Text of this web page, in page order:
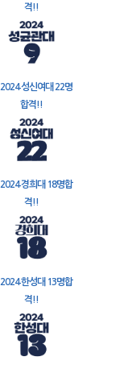
격!!
2024 성신여대 22명
합격!!
2024 경희대 18명합
격!!
2024 한성대 13명합
격!!